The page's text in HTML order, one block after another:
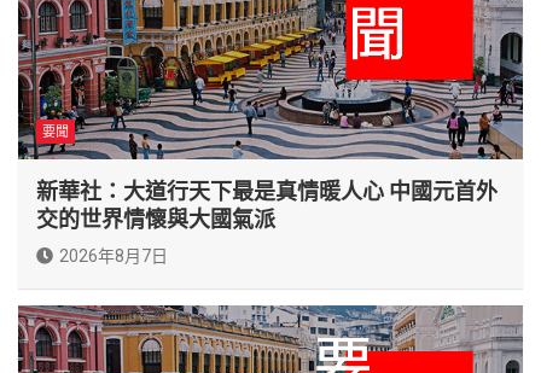
要聞
新華社：大道行天下最是真情暖人心 中國元首外
交的世界情懷與大國氣派
2026年8月7日